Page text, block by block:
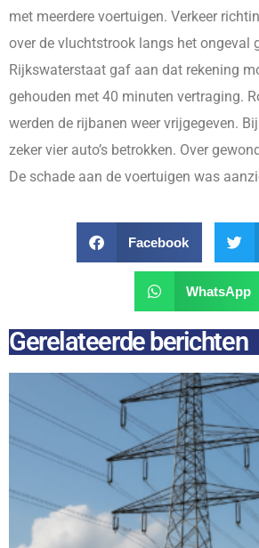
met meerdere voertuigen. Verkeer
over de vluchtstrook langs het ongeval
Rijkswaterstaat gaf aan dat rekening
gehouden met 40 minuten vertraging.
werden de rijbanen weer vrijgegeven.
zeker vier auto’s betrokken. Over
De schade aan de voertuigen was
Facebook
WhatsApp
Gerelateerde berichten